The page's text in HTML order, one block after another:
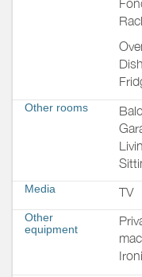
Other rooms
Media TV
Other
equipment